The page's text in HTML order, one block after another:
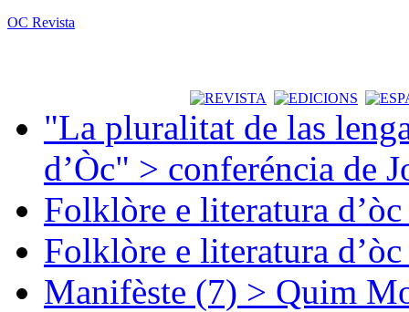
OC Revista
"La pluralitat de las
d’Òc" > conferéncia de
Folklòre e literatura
Folklòre e literatura
Manifèste (7) > Quim